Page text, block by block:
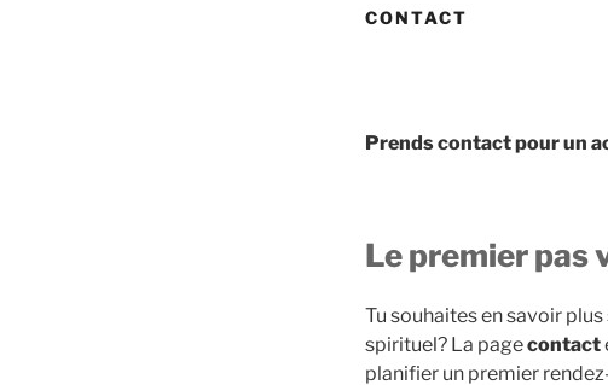
CONTACT
Prends contact pour un
Le premier pas
Tu souhaites en savoir
spirituel? La pagecontact
planifier un premier